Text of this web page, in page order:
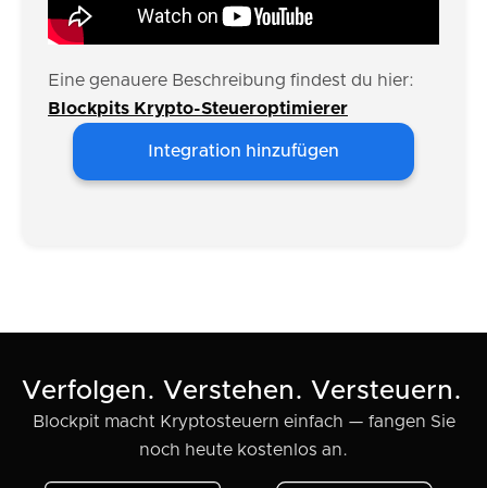
Eine genauere Beschreibung findest du hier:
Blockpits Krypto-Steueroptimierer
Integration hinzufügen
Verfolgen. Verstehen. Versteuern.
Blockpit macht Kryptosteuern einfach — fangen Sie
noch heute kostenlos an.